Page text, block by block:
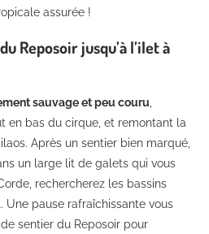
assurée !
Reposoir jusqu’à l’ilet à
sauvage et peu couru,
en bas du cirque, et remontant la
Après un sentier bien marqué,
un large lit de galets qui vous
rechercherez les bassins
Une pause rafraîchissante vous
sentier du Reposoir pour